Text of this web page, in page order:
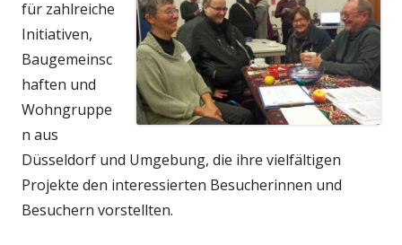
für zahlreiche
Initiativen,
Baugemeinsc
haften und
Wohngruppe
n aus
Düsseldorf und Umgebung, die ihre vielfältigen
Projekte den interessierten Besucherinnen und
Besuchern vorstellten.